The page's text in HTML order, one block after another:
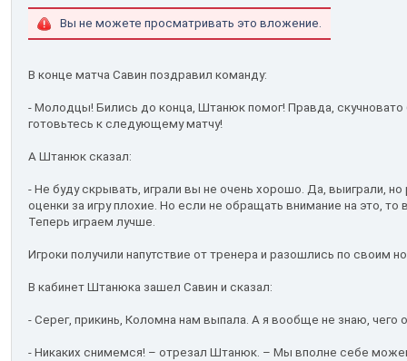
Вы не можете просматривать это вложение.
В конце матча Савин поздравил команду:
- Молодцы! Бились до конца, Штанюк помог! Правда,
готовьтесь к следующему матчу!
А Штанюк сказал:
- Не буду скрывать, играли вы не очень хорошо. Да, выиграли,
оценки за игру плохие. Но если не обращать внимание на это,
Теперь играем лучше.
Игроки получили напутствие от тренера и разошлись по своим
В кабинет Штанюка зашел Савин и сказал:
- Серег, прикинь, Коломна нам выпала. А я вообще не знаю,
- Никаких снимемся! – отрезал Штанюк. – Мы вполне себе